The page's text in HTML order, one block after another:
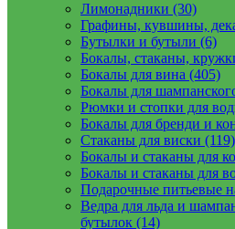
Лимонадники (30)
Графины, кувшины,
Бутылки и бутыли (6)
Бокалы, стаканы,
Бокалы для вина (405)
Бокалы для
Рюмки и стопки для
Бокалы для бренди и
Стаканы для виски (119)
Бокалы и стаканы для
Бокалы и стаканы для
Подарочные питьевые
Ведра для льда и
бутылок (14)